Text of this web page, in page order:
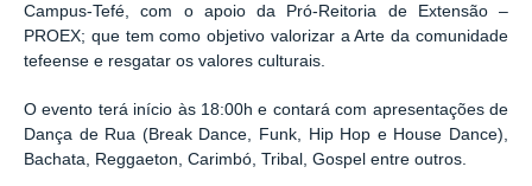
Campus-Tefé, com o apoio da Pró-Reitoria de Extensão –
PROEX; que tem como objetivo valorizar a Arte da comunidade
tefeense e resgatar os valores culturais.
O evento terá início às 18:00h e contará com apresentações de
Dança de Rua (Break Dance, Funk, Hip Hop e House Dance),
Bachata, Reggaeton, Carimbó, Tribal, Gospel entre outros.